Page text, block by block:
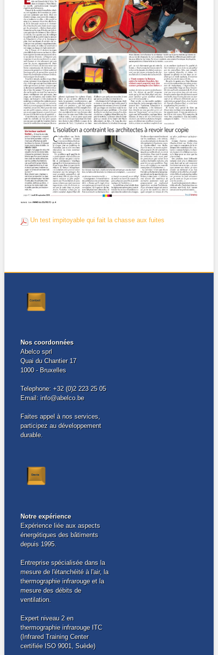
Un test impitoyable qui fait la chasse aux fuites
Nos coordonnées
Abelco sprl
Quai du Chantier 17
1000 - Bruxelles
Telephone: +32 (0)2 223 25 05
Email: info@abelco.be
Faites appel à nos services,
participez au développement
durable.
Notre expérience
Expérience liée aux aspects
énergétiques des bâtiments
depuis 1995.
Entreprise spécialisée dans la
mesure de l'étanchéité à l'air, la
thermographie infrarouge et la
mesure des débits de
ventilation.
Expert niveau 2 en
thermographie infrarouge ITC
(Infrared Training Center
certifiée ISO 9001, Suède)